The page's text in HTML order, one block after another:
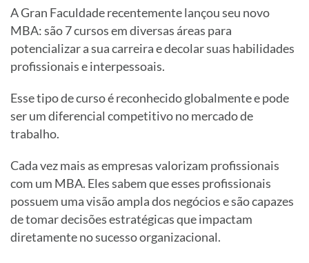
A Gran Faculdade recentemente lançou seu novo
MBA: são 7 cursos em diversas áreas para
potencializar a sua carreira e decolar suas habilidades
profissionais e interpessoais.
Esse tipo de curso é reconhecido globalmente e pode
ser um diferencial competitivo no mercado de
trabalho.
Cada vez mais as empresas valorizam profissionais
com um MBA. Eles sabem que esses profissionais
possuem uma visão ampla dos negócios e são capazes
de tomar decisões estratégicas que impactam
diretamente no sucesso organizacional.